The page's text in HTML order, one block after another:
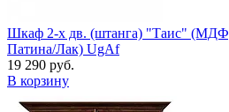
Шкаф 2-х дв. (штанга) "Таис"
Патина/Лак) UgAf
19 290 руб.
В корзину